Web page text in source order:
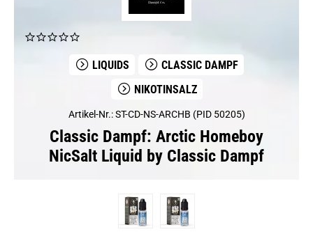
LIQUIDS
CLASSIC DAMPF
NIKOTINSALZ
Artikel-Nr.: ST-CD-NS-ARCHB (PID 50205)
Classic Dampf: Arctic Homeboy
NicSalt Liquid by Classic Dampf